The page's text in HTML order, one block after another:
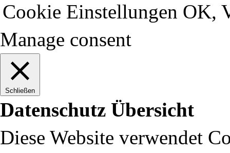
Cookie Einstellungen OK,
Manage consent
Schließen
Datenschutz Übersicht
Diese Website verwendet